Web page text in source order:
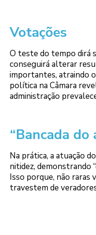
Votações
O teste do tempo dirá
conseguirá alterar
importantes, atraindo
política na Câmara
administração
“Bancada do
Na prática, a atuação
nitidez, demonstrando
Isso porque, não raras
travestem de veradores